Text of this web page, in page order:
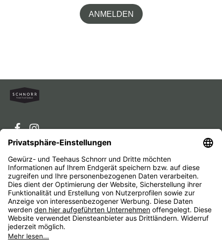
ANMELDEN
Service-Hotline
Service
Unternehmen
Alle Preise inkl. gesetzl. Mehrwertsteuer zzgl.